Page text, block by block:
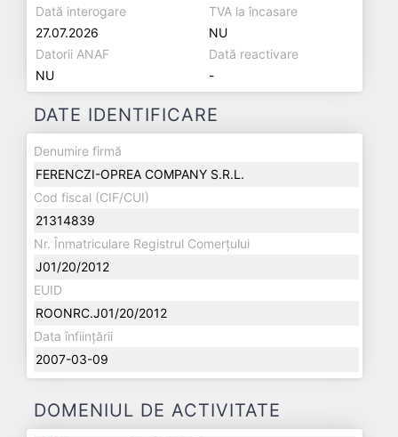
Dată interogare
27.07.2026
TVA la încasare
NU
Datorii ANAF
NU
Dată reactivare
-
DATE IDENTIFICARE
Denumire firmă
FERENCZI-OPREA COMPANY S.R.L.
Cod fiscal (CIF/CUI)
21314839
Nr. Înmatriculare Registrul Comerțului
J01/20/2012
EUID
ROONRC.J01/20/2012
Data înființării
2007-03-09
DOMENIUL DE ACTIVITATE